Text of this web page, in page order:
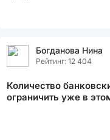
Богданова Нина
Рейтинг: 12 404
Количество
ограничить уже в